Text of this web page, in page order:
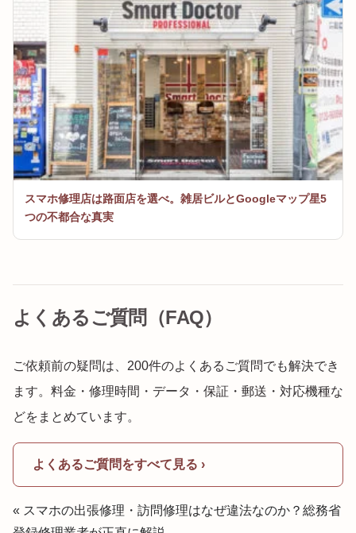
スマホ修理店は路面店を選べ。雑居ビルとGoogleマップ星5
つの不都合な真実
よくあるご質問（FAQ）
ご依頼前の疑問は、200件のよくあるご質問でも解決でき
ます。料金・修理時間・データ・保証・郵送・対応機種な
どをまとめています。
よくあるご質問をすべて見る ›
« スマホの出張修理・訪問修理はなぜ違法なのか？総務省